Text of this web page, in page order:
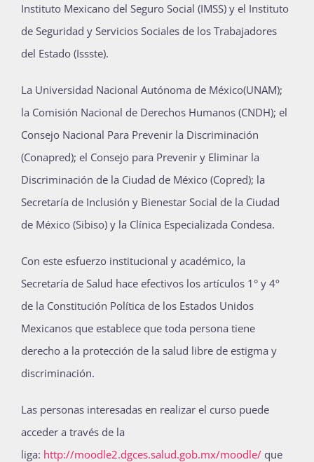
Instituto Mexicano del Seguro Social (IMSS) y el Instituto
de Seguridad y Servicios Sociales de los Trabajadores
del Estado (Issste).
La Universidad Nacional Autónoma de México(UNAM);
la Comisión Nacional de Derechos Humanos (CNDH); el
Consejo Nacional Para Prevenir la Discriminación
(Conapred); el Consejo para Prevenir y Eliminar la
Discriminación de la Ciudad de México (Copred); la
Secretaría de Inclusión y Bienestar Social de la Ciudad
de México (Sibiso) y la Clínica Especializada Condesa.
Con este esfuerzo institucional y académico, la
Secretaría de Salud hace efectivos los artículos 1° y 4º
de la Constitución Política de los Estados Unidos
Mexicanos que establece que toda persona tiene
derecho a la protección de la salud libre de estigma y
discriminación.
Las personas interesadas en realizar el curso puede
acceder a través de la
liga: http://moodle2.dgces.salud.gob.mx/moodle/ que